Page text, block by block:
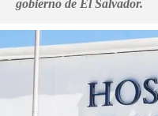
gobierno de El Salvador.